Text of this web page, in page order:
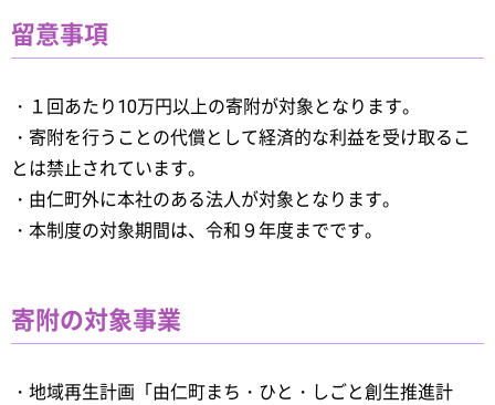
留意事項
・１回あたり10万円以上の寄附が対象となります。
・寄附を行うことの代償として経済的な利益を受け取るこ
とは禁止されています。
・由仁町外に本社のある法人が対象となります。
・本制度の対象期間は、令和９年度までです。
寄附の対象事業
・地域再生計画「由仁町まち・ひと・しごと創生推進計